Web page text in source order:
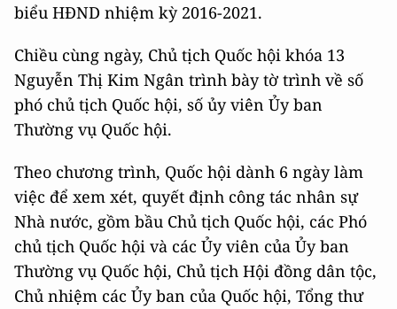
biểu HĐND nhiệm kỳ 2016-2021.
Chiều cùng ngày, Chủ tịch Quốc hội khóa 13
Nguyễn Thị Kim Ngân trình bày tờ trình về số
phó chủ tịch Quốc hội, số ủy viên Ủy ban
Thường vụ Quốc hội.
Theo chương trình, Quốc hội dành 6 ngày làm
việc để xem xét, quyết định công tác nhân sự
Nhà nước, gồm bầu Chủ tịch Quốc hội, các Phó
chủ tịch Quốc hội và các Ủy viên của Ủy ban
Thường vụ Quốc hội, Chủ tịch Hội đồng dân tộc,
Chủ nhiệm các Ủy ban của Quốc hội, Tổng thư